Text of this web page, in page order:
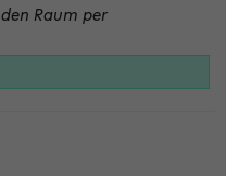
Raum per